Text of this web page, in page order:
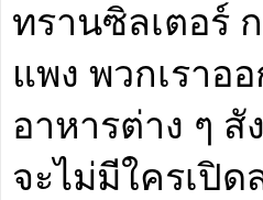
ทรานซิลเตอร์
แพง พวกเราอ
อาหารต่าง ๆ
จะไม่มีใครเปิ